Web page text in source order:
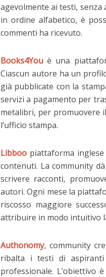
agevolmente ai testi, senza
in ordine alfabetico, è
commenti ha ricevuto.
Books4You è una
Ciascun autore ha un
già pubblicate con la
servizi a pagamento per
metalibri, per promuovere
l’ufficio stampa.
Libboo piattaforma
contenuti. La community
scrivere racconti,
autori. Ogni mese la
riscosso maggiore
attribuire in modo intuitivo
Authonomy, community
ribalta i testi di
professionale. L’obiettivo